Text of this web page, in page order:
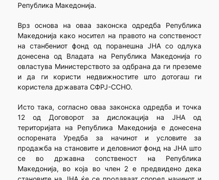
Република Македонија.
Врз основа на оваа законска одредба Република
Македонија како носител на правото на сопственост
на станбениот фонд од поранешна ЈНА со одлука
донесена од Владата на Република Македонија го
овластува Министерството за одбрана да ги преземе
и да ги користи недвижностите што дотогаш ги
користела државата СФРЈ-ССНО.
Исто така, согласно оваа законска одредба и точка
12 од Договорот за дислокација на ЈНА од
територијата на Република Македонија е донесена
оспорената Уредба за начинот и условите за
продажба на становите и деловниот фонд на ЈНА што
се во државна сопственост на Република
Македонија, во која во член 2 е предвидено дека